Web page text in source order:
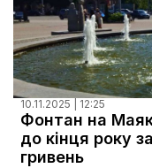
10.11.2025 | 12:25
Фонтан на
до кінця року
гривень